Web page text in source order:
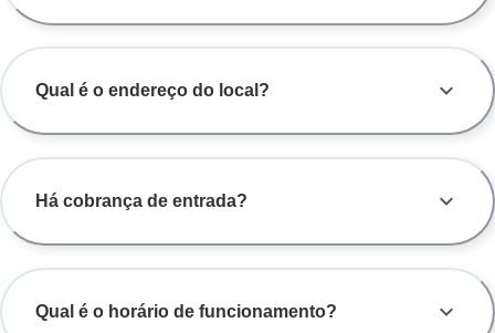
Qual é o endereço do local?
Há cobrança de entrada?
Qual é o horário de funcionamento?